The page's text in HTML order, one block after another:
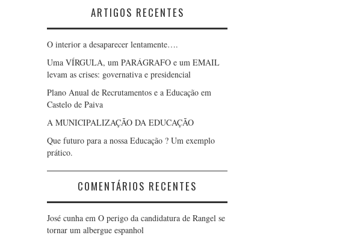
ARTIGOS RECENTES
O interior a desaparecer lentamente….
Uma VÍRGULA, um PARÁGRAFO e um EMAIL
levam as crises: governativa e presidencial
Plano Anual de Recrutamentos e a Educação em
Castelo de Paiva
A MUNICIPALIZAÇÃO DA EDUCAÇÃO
Que futuro para a nossa Educação ? Um exemplo
prático.
COMENTÁRIOS RECENTES
José cunha em O perigo da candidatura de Rangel se
tornar um albergue espanhol